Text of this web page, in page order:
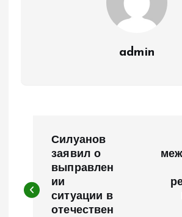
admin
в
Силуанов
заявил о
выправлен
ии
ситуации в
отечествен